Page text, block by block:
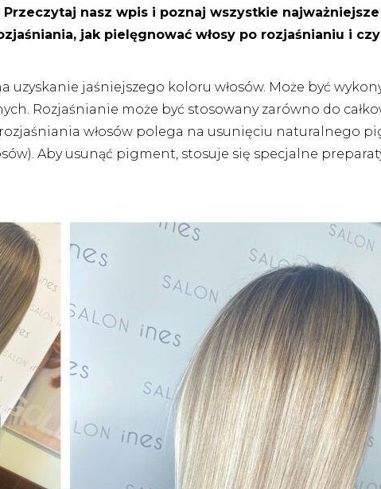
nasz wpis i poznaj wszystkie
jak pielęgnować włosy po rozjaśnianiu i
uzyskanie jaśniejszego koloru włosów. Może być
Rozjaśnianie może być stosowany zarówno do
włosów polega na usunięciu naturalnego
Aby usunąć pigment, stosuje się specjalne